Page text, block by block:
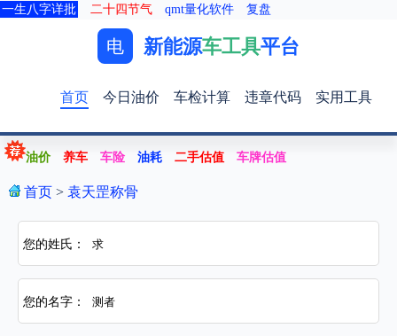
一生八字详批 二十四节气 qmt量化软件 复盘
电 新能源车工具平台
首页 今日油价 车检计算 违章代码 实用工具
油价 养车 车险 油耗 二手估值 车牌估值
首页 > 袁天罡称骨
您的姓氏：
您的名字：